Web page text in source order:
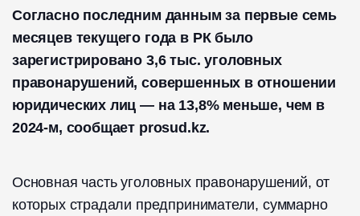
Согласно последним данным за первые семь
месяцев текущего года в РК было
зарегистрировано 3,6 тыс. уголовных
правонарушений, совершенных в отношении
юридических лиц — на 13,8% меньше, чем в
2024-м, сообщает prosud.kz.
Основная часть уголовных правонарушений, от
которых страдали предприниматели, суммарно